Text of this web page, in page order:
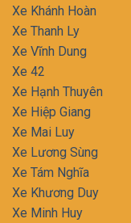
Xe Khánh Hoàn
Xe Thanh Ly
Xe Vĩnh Dung
Xe 42
Xe Hạnh Thuyên
Xe Hiệp Giang
Xe Mai Luy
Xe Lương Sùng
Xe Tám Nghĩa
Xe Khương Duy
Xe Minh Huy